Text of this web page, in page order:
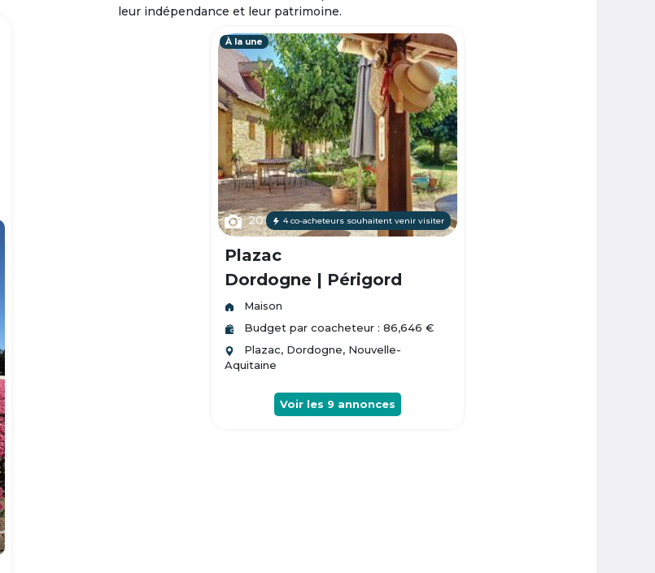
leur indépendance et leur patrimoine.
À la une
20 4 co-acheteurs souhaitent venir visiter
Plazac
Dordogne | Périgord
Maison
Budget par coacheteur : 86,646 €
Plazac, Dordogne, Nouvelle-
Aquitaine
Voir les 9 annonces